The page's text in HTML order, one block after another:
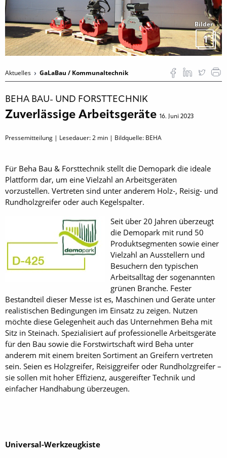
Bilder
1
Aktuelles GaLaBau / Kommunaltechnik
BEHA BAU- UND FORSTTECHNIK
Zuverlässige Arbeitsgeräte 16. Juni 2023
Pressemitteilung | Lesedauer:2 min | Bildquelle: BEHA
Für Beha Bau & Forsttechnik stellt die Demopark die ideale
Plattform dar, um eine Vielzahl an Arbeitsgeräten
vorzustellen. Vertreten sind unter anderem Holz-, Reisig- und
Rundholzgreifer oder auch Kegelspalter.
Seit über 20 Jahren überzeugt
die Demopark mit rund 50
Produktsegmenten sowie einer
Vielzahl an Ausstellern und
Besuchern den typischen
Arbeitsalltag der sogenannten
grünen Branche. Fester
Bestandteil dieser Messe ist es, Maschinen und Geräte unter
realistischen Bedingungen im Einsatz zu zeigen. Nutzen
möchte diese Gelegenheit auch das Unternehmen Beha mit
Sitz in Steinach. Spezialisiert auf professionelle Arbeitsgeräte
für den Bau sowie die Forstwirtschaft wird Beha unter
anderem mit einem breiten Sortiment an Greifern vertreten
sein. Seien es Holzgreifer, Reisiggreifer oder Rundholzgreifer –
sie sollen mit hoher Effizienz, ausgereifter Technik und
einfacher Handhabung überzeugen.
Universal-Werkzeugkiste